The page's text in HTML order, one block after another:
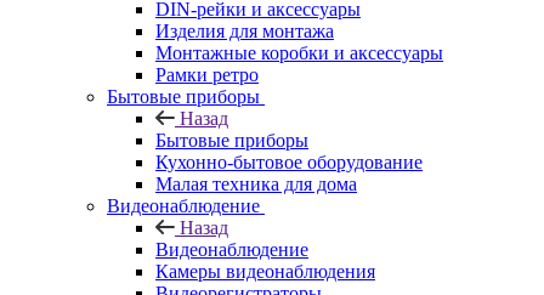
DIN-рейки и аксессуары
Изделия для монтажа
Монтажные коробки и аксессуары
Рамки ретро
Бытовые приборы
Назад
Бытовые приборы
Кухонно-бытовое оборудование
Малая техника для дома
Видеонаблюдение
Назад
Видеонаблюдение
Камеры видеонаблюдения